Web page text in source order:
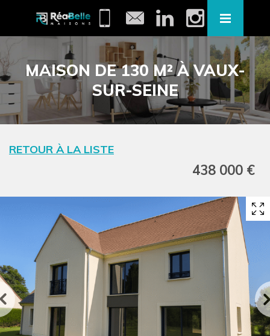
MAISON DE 130 M² À VAUX-
SUR-SEINE
RETOUR À LA LISTE
438 000 €